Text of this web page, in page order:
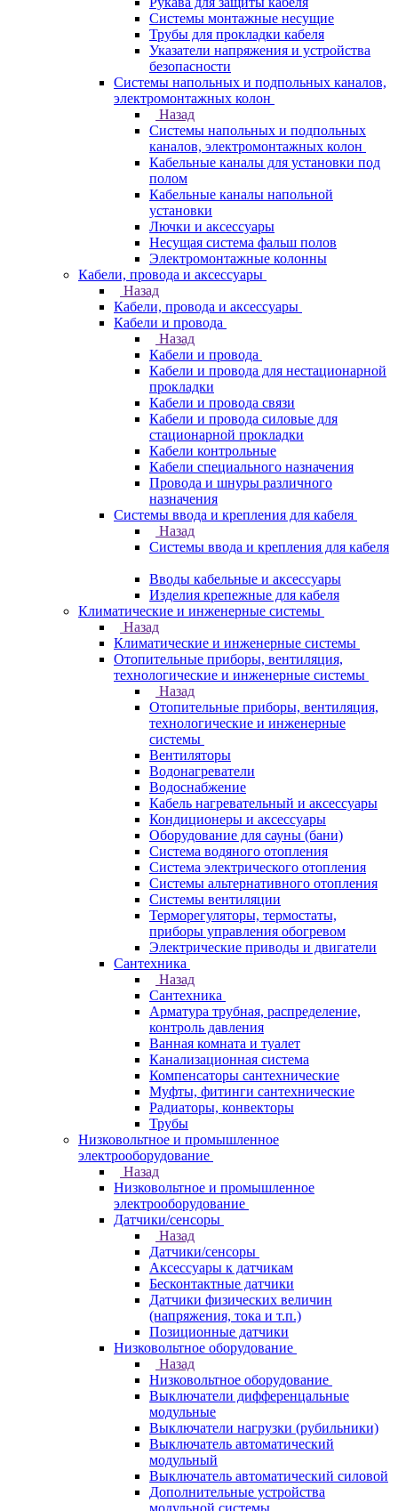
Системы монтажные несущие
Трубы для прокладки кабеля
Указатели напряжения и устройства
безопасности
Системы напольных и подпольных каналов,
электромонтажных колон
Назад
Системы напольных и подпольных
каналов, электромонтажных колон
Кабельные каналы для установки под
полом
Кабельные каналы напольной
установки
Лючки и аксессуары
Несущая система фальш полов
Электромонтажные колонны
Кабели, провода и аксессуары
Назад
Кабели, провода и аксессуары
Кабели и провода
Назад
Кабели и провода
Кабели и провода для нестационарной
прокладки
Кабели и провода связи
Кабели и провода силовые для
стационарной прокладки
Кабели контрольные
Кабели специального назначения
Провода и шнуры различного
назначения
Системы ввода и крепления для кабеля
Назад
Системы ввода и крепления для кабеля
Вводы кабельные и аксессуары
Изделия крепежные для кабеля
Климатические и инженерные системы
Назад
Климатические и инженерные системы
Отопительные приборы, вентиляция,
технологические и инженерные системы
Назад
Отопительные приборы, вентиляция,
технологические и инженерные
системы
Вентиляторы
Водонагреватели
Водоснабжение
Кабель нагревательный и аксессуары
Кондиционеры и аксессуары
Оборудование для сауны (бани)
Система водяного отопления
Система электрического отопления
Системы альтернативного отопления
Системы вентиляции
Терморегуляторы, термостаты,
приборы управления обогревом
Электрические приводы и двигатели
Сантехника
Назад
Сантехника
Арматура трубная, распределение,
контроль давления
Ванная комната и туалет
Канализационная система
Компенсаторы сантехнические
Муфты, фитинги сантехнические
Радиаторы, конвекторы
Трубы
Низковольтное и промышленное
электрооборудование
Назад
Низковольтное и промышленное
электрооборудование
Датчики/сенсоры
Назад
Датчики/сенсоры
Аксессуары к датчикам
Бесконтактные датчики
Датчики физических величин
(напряжения, тока и т.п.)
Позиционные датчики
Низковольтное оборудование
Назад
Низковольтное оборудование
Выключатели дифференцальные
модульные
Выключатели нагрузки (рубильники)
Выключатель автоматический
модульный
Выключатель автоматический силовой
Дополнительные устройства
модульной системы